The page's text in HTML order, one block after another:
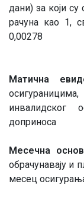
дани) за који
рачуна као 1,
0,00278
Матична
инвалидског
доприноса
Месечна
обрачунавају и
месец